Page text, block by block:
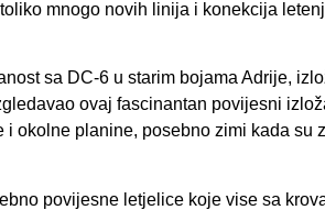
mnogo novih linija i konekcija
sa DC-6 u starim bojama Adrije,
ovaj fascinantan povijesni
okolne planine, posebno zimi kada su
povijesne letjelice koje vise sa